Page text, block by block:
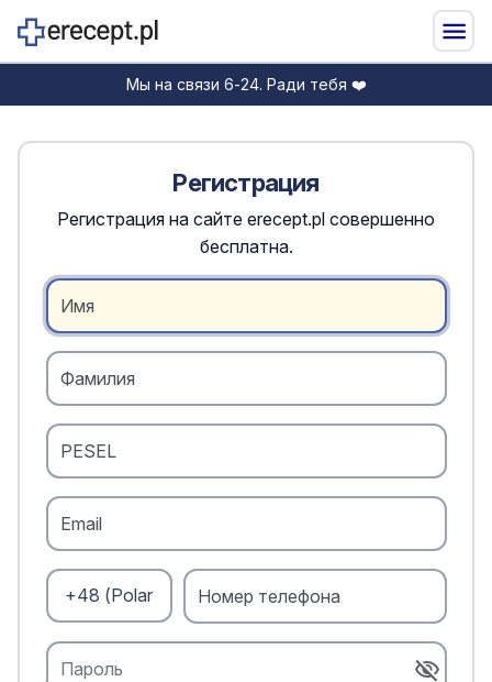
Мы на связи 6-24. Ради тебя ❤️
Регистрация
Регистрация на сайте erecept.pl совершенно
бесплатна.
Имя
Фамилия
PESEL
Email
Номер телефона
Пароль